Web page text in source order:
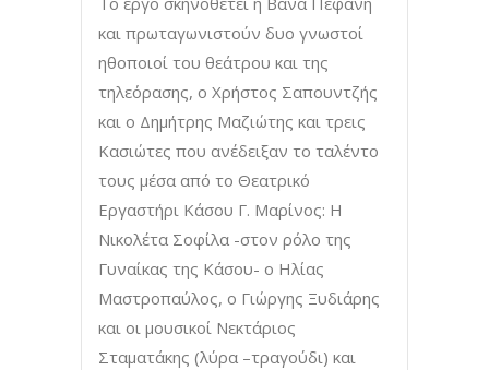
και πρωταγωνιστούν δυο γνωστοί
ηθοποιοί του θεάτρου και της
τηλεόρασης, ο Χρήστος Σαπουντζής
και ο Δημήτρης Μαζιώτης και τρεις
Κασιώτες που ανέδειξαν το ταλέντο
τους μέσα από το Θεατρικό
Εργαστήρι Κάσου Γ. Μαρίνος: Η
Νικολέτα Σοφίλα -στον ρόλο της
Γυναίκας της Κάσου- ο Ηλίας
Μαστροπαύλος, ο Γιώργης Ξυδιάρης
και οι μουσικοί Νεκτάριος
Σταματάκης (λύρα –τραγούδι) και